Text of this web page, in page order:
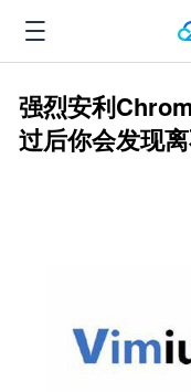
强烈安利
过后你会发现